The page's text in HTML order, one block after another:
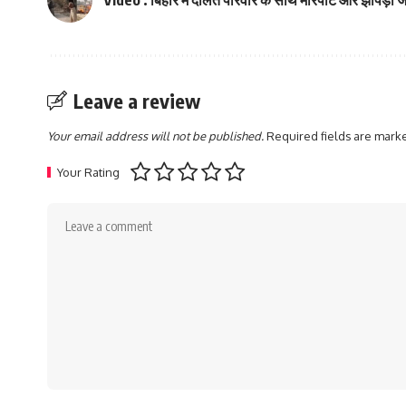
Leave a review
Your email address will not be published.Required fields are
Your Rating